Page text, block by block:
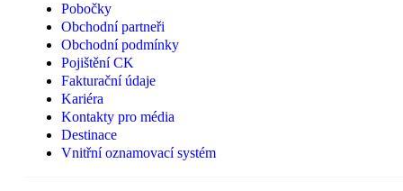
Pobočky
Obchodní partneři
Obchodní podmínky
Pojištění CK
Fakturační údaje
Kariéra
Kontakty pro média
Destinace
Vnitřní oznamovací systém